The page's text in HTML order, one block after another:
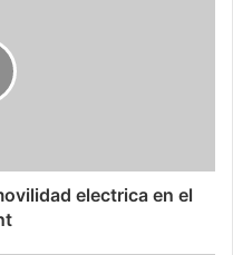
electrica en el